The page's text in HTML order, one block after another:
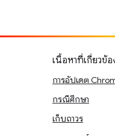
เนื้อหาที่เกี่ยวข้อ
การอัปเดต
กรณีศึกษา
เก็บถาวร